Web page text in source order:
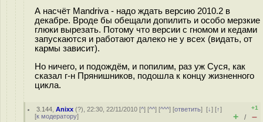
А насчёт Mandriva - надо ждать версию 2010.2 в
декабре. Вроде бы обещали допилить и особо мерзкие
глюки вырезать. Потому что версии с гномом и кедами
запускаются и работают далеко не у всех (видать, от
кармы зависит).
Но ничего, и подождём, и попилим, раз уж Суся, как
сказал г-н Прянишников, подошла к концу жизненного
цикла.
3.144 ,Anixx (?), 22:30, 22/11/2010 [^] [^^] [^^^] [ответить][↓] [↑]
[к модератору]
+1
+ / –